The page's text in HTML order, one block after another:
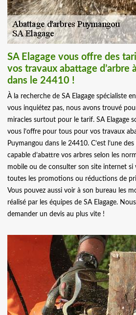
SA Elagage vous offre des
vos travaux abattage d’arbre
dans le 24410 !
À la recherche de SA Elagage spécialiste
vous inquiétez pas, nous avons trouvé
miracles surtout pour le tarif. SA Elagage
vous l’offre pour tous pour vos travaux
Puymangou dans le 24410. C’est l’une
capable d’abattre vos arbres selon les
mobile ou de consulter son site internet si
toutes les promotions ou réductions de
Vous pouvez aussi voir à son bureau les
réalisé par les équipes de SA Elagage.
demander un devis au plus vite !